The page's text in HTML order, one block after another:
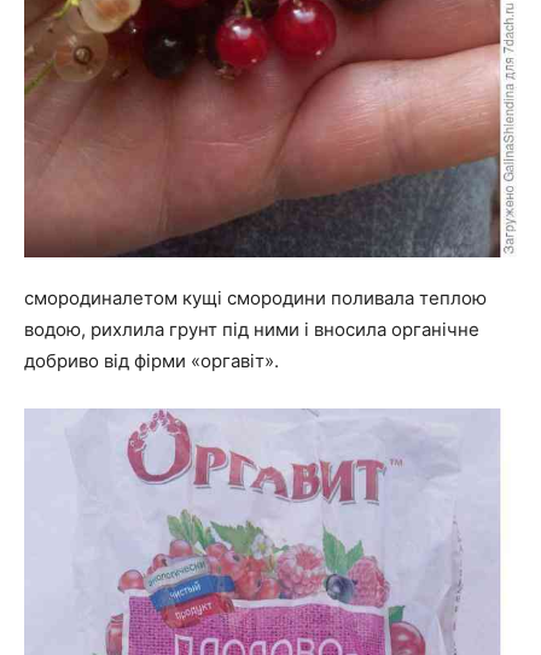
смородиналетом кущі смородини поливала теплою
водою, рихлила грунт під ними і вносила органічне
добриво від фірми «оргавіт».